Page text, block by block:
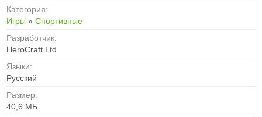
Категория:
Игры » Спортивные
Разработчик:
HeroCraft Ltd
Языки:
Русский
Размер:
40,6 MБ